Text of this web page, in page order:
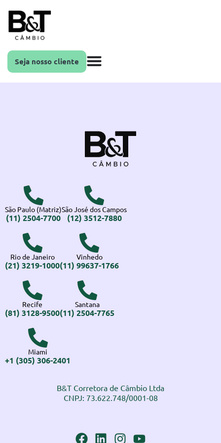
Seja nosso cliente
São Paulo (Matriz)
(11) 2504-7700
São José dos Campos
(12) 3512-7880
Rio de Janeiro
(21) 3219-1000
Vinhedo
(11) 99637-1766
Recife
(81) 3128-9500
Santana
(11) 2504-7765
Miami
+1 (305) 306-2401
B&T Corretora de Câmbio Ltda
CNPJ: 73.622.748/0001-08